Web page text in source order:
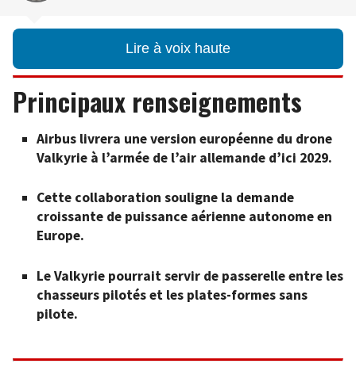
Lire à voix haute
Principaux renseignements
Airbus livrera une version européenne du drone
Valkyrie à l’armée de l’air allemande d’ici 2029.
Cette collaboration souligne la demande
croissante de puissance aérienne autonome en
Europe.
Le Valkyrie pourrait servir de passerelle entre les
chasseurs pilotés et les plates-formes sans
pilote.